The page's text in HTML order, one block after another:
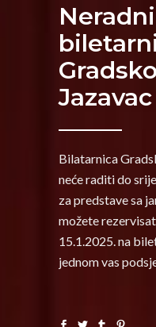
Jazavac
Bilatarnica
neće raditi do
za predstave sa
možete
15.1.2025. na
jednom vas